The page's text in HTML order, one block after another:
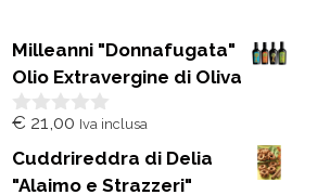
Milleanni "Donnafugata"
Olio Extravergine di Oliva
0
u
5
€ 21,00 Iva inclusa
Cuddrireddra di Delia
"Alaimo e Strazzeri"